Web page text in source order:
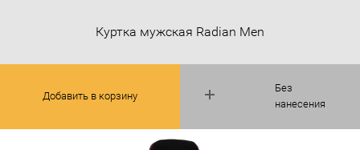
Без
нанесения
Куртка мужская Radian Men
Добавить в корзину